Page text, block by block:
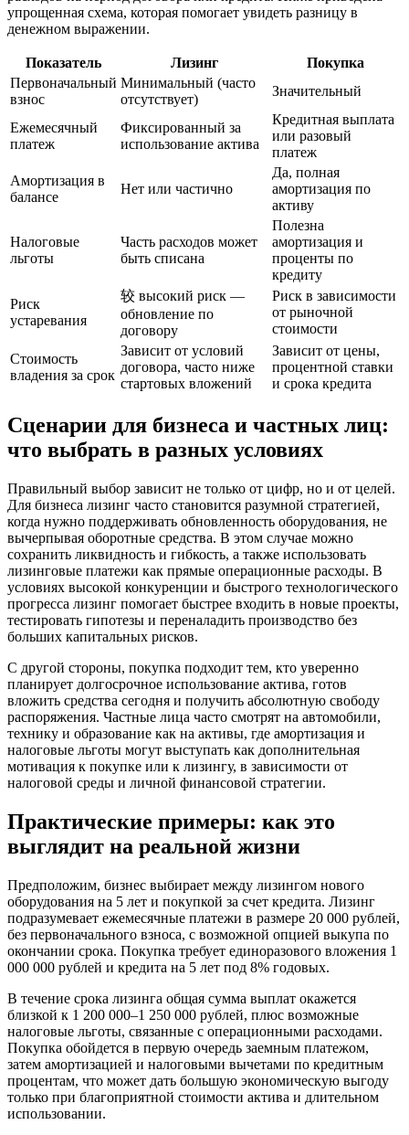
упрощенная схема, которая помогает увидеть разницу в
денежном выражении.
Показатель Лизинг
Покупка
Первоначальный
взнос
Минимальный (часто
отсутствует)
Значительный
Ежемесячный
платеж
Фиксированный за
использование актива
Кредитная выплата
или разовый
платеж
Амортизация в
балансе
Нет или частично
Да, полная
амортизация по
активу
Налоговые
льготы
Часть расходов может
быть списана
Полезна
амортизация и
проценты по
кредиту
Риск
устаревания
较 высокий риск —
обновление по
договору
Риск в зависимости
от рыночной
стоимости
Стоимость
владения за срок
Зависит от условий
договора, часто ниже
стартовых вложений
Зависит от цены,
процентной ставки
и срока кредита
Сценарии для бизнеса и частных лиц:
что выбрать в разных условиях
Правильный выбор зависит не только от цифр, но и от целей.
Для бизнеса лизинг часто становится разумной стратегией,
когда нужно поддерживать обновленность оборудования, не
вычерпывая оборотные средства. В этом случае можно
сохранить ликвидность и гибкость, а также использовать
лизинговые платежи как прямые операционные расходы. В
условиях высокой конкуренции и быстрого технологического
прогресса лизинг помогает быстрее входить в новые проекты,
тестировать гипотезы и переналадить производство без
больших капитальных рисков.
С другой стороны, покупка подходит тем, кто уверенно
планирует долгосрочное использование актива, готов
вложить средства сегодня и получить абсолютную свободу
распоряжения. Частные лица часто смотрят на автомобили,
технику и образование как на активы, где амортизация и
налоговые льготы могут выступать как дополнительная
мотивация к покупке или к лизингу, в зависимости от
налоговой среды и личной финансовой стратегии.
Практические примеры: как это
выглядит на реальной жизни
Предположим, бизнес выбирает между лизингом нового
оборудования на 5 лет и покупкой за счет кредита. Лизинг
подразумевает ежемесячные платежи в размере 20 000 рублей,
без первоначального взноса, с возможной опцией выкупа по
окончании срока. Покупка требует единоразового вложения 1
000 000 рублей и кредита на 5 лет под 8% годовых.
В течение срока лизинга общая сумма выплат окажется
близкой к 1 200 000–1 250 000 рублей, плюс возможные
налоговые льготы, связанные с операционными расходами.
Покупка обойдется в первую очередь заемным платежом,
затем амортизацией и налоговыми вычетами по кредитным
процентам, что может дать большую экономическую выгоду
только при благоприятной стоимости актива и длительном
использовании.